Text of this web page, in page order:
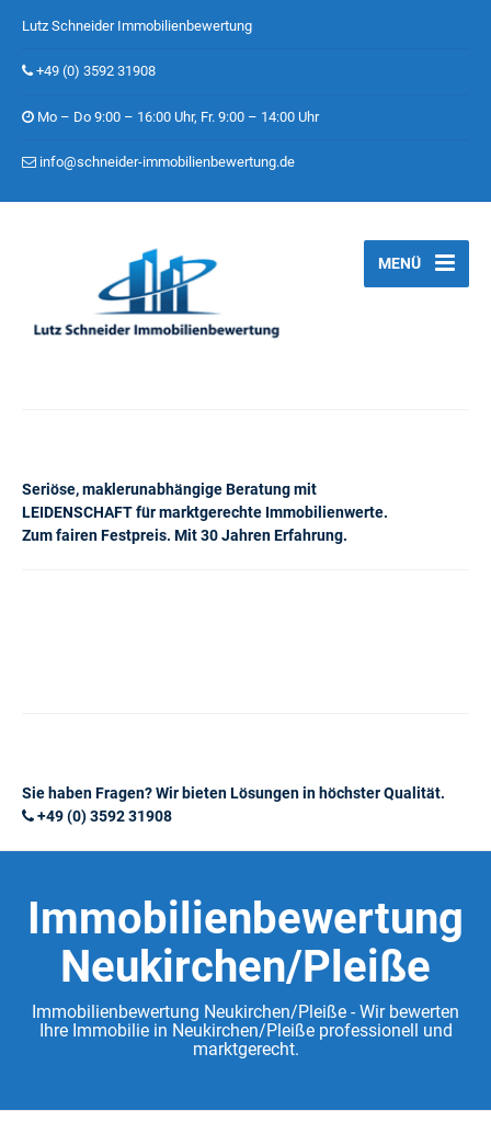
Lutz Schneider Immobilienbewertung
+49 (0) 3592 31908
Mo – Do 9:00 – 16:00 Uhr, Fr. 9:00 – 14:00 Uhr
info@schneider-immobilienbewertung.de
Seriöse, maklerunabhängige Beratung mit
LEIDENSCHAFT für marktgerechte Immobilienwerte.
Zum fairen Festpreis. Mit 30 Jahren Erfahrung.
MENÜ
Sie haben Fragen? Wir bieten Lösungen in höchster Qualität.
+49 (0) 3592 31908
Immobilienbewertung
Neukirchen/Pleiße
Immobilienbewertung Neukirchen/Pleiße - Wir bewerten
Ihre Immobilie in Neukirchen/Pleiße professionell und
marktgerecht.